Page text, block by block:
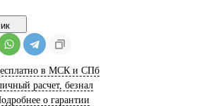
в МСК и СПб
расчет, безнал
о гарантии